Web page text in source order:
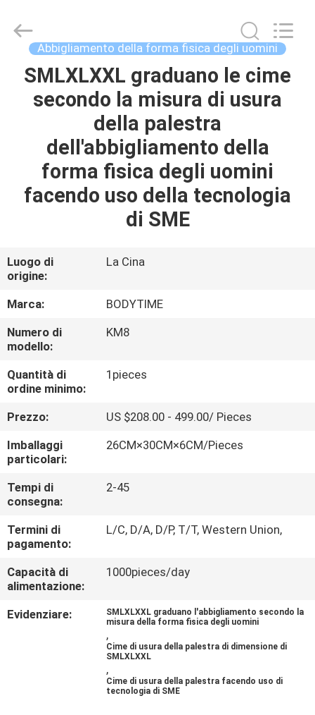
CASA
PRODOTTI
CIRCA
NOI
DELLA
FABBRICA
CONTROLLO
DI
QUALITÀ
CONTATTICI
NOTIZIA
CASI
RICHIEDA
UNA
Fumao
Technology
Reserved.
Abbigliamento della forma fisica degli uomini
SMLXLXXL graduano le cime
secondo la misura di usura
della palestra
dell'abbigliamento della
forma fisica degli uomini
facendo uso della tecnologia
di SME
Luogo di
origine:
La Cina
Marca:
BODYTIME
Numero di
modello:
KM8
Quantità di
ordine minimo:
1pieces
Prezzo:
US $208.00 - 499.00/ Pieces
Imballaggi
particolari:
26CM×30CM×6CM/Pieces
Tempi di
consegna:
2-45
Termini di
pagamento:
L/C, D/A, D/P, T/T, Western Union,
Capacità di
alimentazione:
1000pieces/day
Evidenziare:
SMLXLXXL graduano l'abbigliamento secondo la
misura della forma fisica degli uomini
,
Cime di usura della palestra di dimensione di
SMLXLXXL
,
Cime di usura della palestra facendo uso di
tecnologia di SME